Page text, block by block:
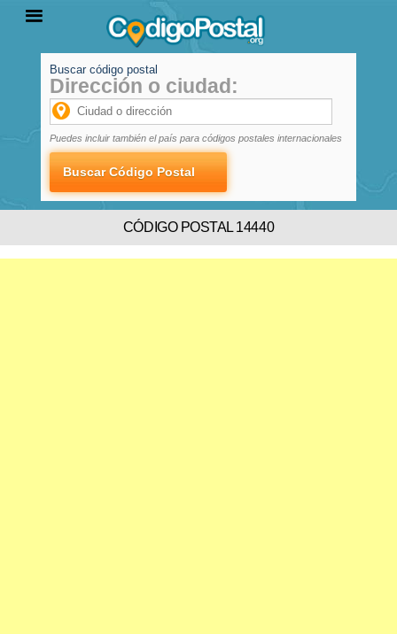
PROVINCIAS
LOCALIDADES
Buscar código postal
Dirección o ciudad:
Puedes incluir también el país para códigos postales internacionales
CÓDIGO POSTAL 14440